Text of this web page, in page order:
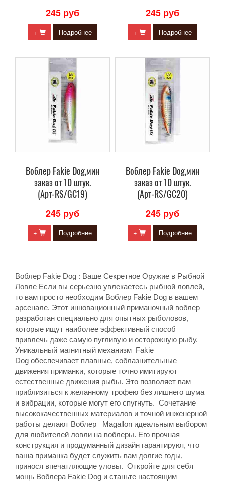
245 руб
+ Подробнее
245 руб
+ Подробнее
Воблер Fakie Dog,мин
заказ от 10 штук.
(Арт-RS/GC19)
245 руб
+ Подробнее
Воблер Fakie Dog,мин
заказ от 10 штук.
(Арт-RS/GC20)
245 руб
+ Подробнее
Bоблер Fakie Dog : Ваше Секретное Оружие в Рыбной
Ловле Если вы серьезно увлекаетесь рыбной ловлей,
то вам просто необходим Воблер Fakie Dog в вашем
арсенале. Этот инновационный приманочный воблер
разработан специально для опытных рыболовов,
которые ищут наиболее эффективный способ
привлечь даже самую пугливую и осторожную рыбу.
Уникальный магнитный механизм Fakie
Dog обеспечивает плавные, соблазнительные
движения приманки, которые точно имитируют
естественные движения рыбы. Это позволяет вам
приблизиться к желанному трофею без лишнего шума
и вибрации, которые могут его спугнуть. Сочетание
высококачественных материалов и точной инженерной
работы делают Воблер Magallon идеальным выбором
для любителей ловли на воблеры. Его прочная
конструкция и продуманный дизайн гарантируют, что
ваша приманка будет служить вам долгие годы,
принося впечатляющие уловы. Откройте для себя
мощь Воблера Fakie Dog и станьте настоящим